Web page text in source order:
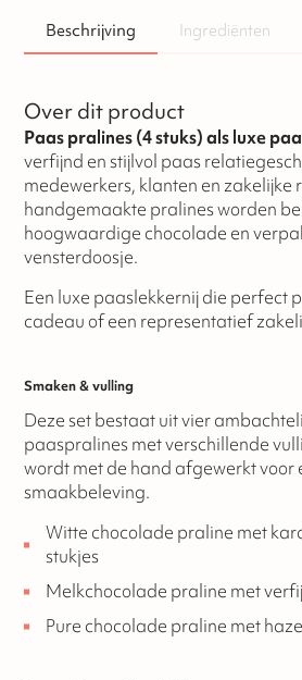
Beschrijving Ingrediënten
Over dit product
Paas pralines (4 stuks) als luxe
verfijnd en stijlvol paas
medewerkers, klanten en zakelijke
handgemaakte pralines worden
hoogwaardige chocolade en
vensterdoosje.
Een luxe paaslekkernij die perfect
cadeau of een representatief
Smaken & vulling
Deze set bestaat uit vier
paaspralines met verschillende
wordt met de hand afgewerkt voor
smaakbeleving.
Witte chocolade praline met
stukjes
Melkchocolade praline met
Pure chocolade praline met